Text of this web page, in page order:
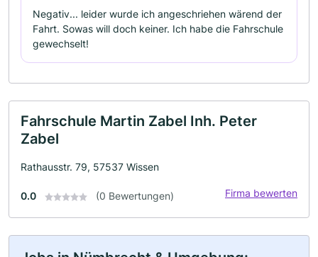
Negativ... leider wurde ich angeschriehen wärend der
Fahrt. Sowas will doch keiner. Ich habe die Fahrschule
gewechselt!
Fahrschule Martin Zabel Inh. Peter
Zabel
Rathausstr. 79, 57537 Wissen
0.0 (0 Bewertungen) Firma bewerten